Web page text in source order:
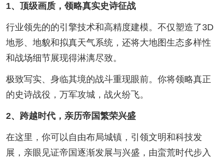
1、顶级画质，领略真实史诗征战
行业领先的的引擎技术和高精度建模。不仅塑造了3D
地形、地貌和拟真天气系统，还将大地图生态多样性
和战场细节展现得淋漓尽致。
极致写实、身临其境的战斗重现眼前。你将领略真正
的史诗战役，万军攻城，战火纷飞。
2、跨越时代，亲历帝国繁荣兴盛
在这里，你可以自由布局城镇，引领文明和科技发
展，亲眼见证帝国逐渐发展与兴盛，由蛮荒时代步入